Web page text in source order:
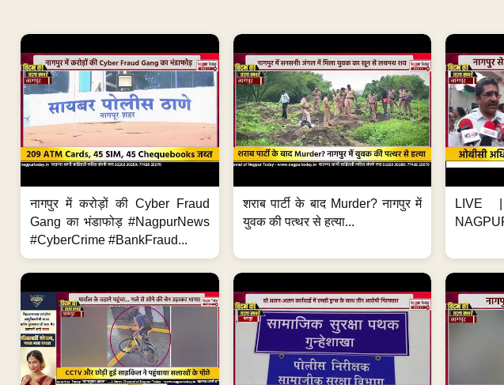
नागपुर में करोड़ों की Cyber Fraud
Gang का भंडाफोड़ #NagpurNews
#CyberCrime #BankFraud...
शराब पार्टी के बाद Murder? नागपुर में
युवक की पत्थर से हत्या...
LIVE |